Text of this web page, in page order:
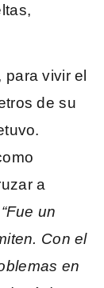
vivir el
de su
a
“Fue un
Con el
en